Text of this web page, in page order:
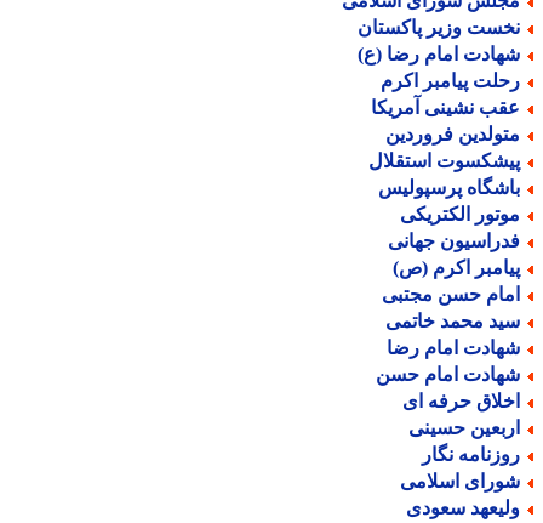
وزیر پاکستان
امام رضا (ع)
پیامبر اکرم
نشینی آمریکا
فروردین
استقلال
پرسپولیس
الکتریکی
جهانی
اکرم (ص)
حسن مجتبی
محمد خاتمی
امام رضا
امام حسن
حرفه ای
حسینی
نگار
اسلامی
سعودی